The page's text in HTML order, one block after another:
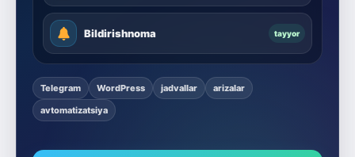
Bildirishnoma tayyor
Telegram WordPress jadvallar
arizalar
avtomatizatsiya